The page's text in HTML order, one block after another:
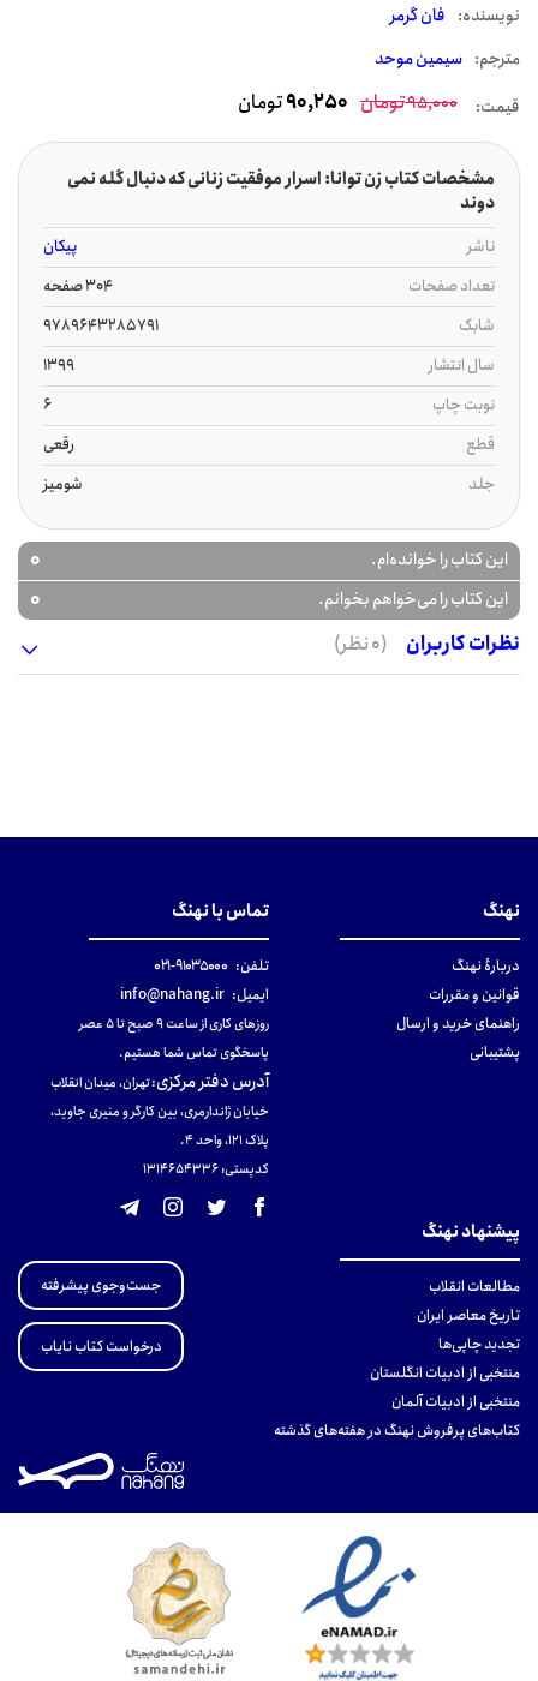
نويسنده: فان گرمر
مترجم: سیمین موحد
قیمت: 95,000تومان 90,250تومان
مشخصات کتاب زن توانا: اسرار موفقیت زنانی که دنبال گله نمی
دوند
ناشر
پیکان
تعداد صفحات
304 صفحه
شابک
9789643285791
سال انتشار
1399
نوبت چاپ
6
قطع
رقعی
جلد
شومیز
این کتاب را خوانده‌ام. 0
این کتاب را می‌خواهم بخوانم.
0
نظرات کاربران
(0 نظر)
نهنگ
دربارهٔ نهنگ
قوانین و مقررات
راهنمای خرید و ارسال
پشتیبانی
تماس با نهنگ
تلفن: ۹۱۰۳۵۰۰۰-۰۲۱
ایمیل: info@nahang.ir
روزهای کاری از ساعت ۹ صبح تا ۵ عصر
پاسخگوی تماس شما هستیم.
آدرس دفتر مرکزی:تهران، میدان انقلاب
خیابان ژاندارمری، بین کارگر و منیری جاوید،
پلاک 121، واحد ۴.
کدپستی: 131465433۶
پیشنهاد نهنگ
مطالعات انقلاب
تاریخ معاصر ایران
تجدید چاپی‌ها
منتخبی از ادبیات انگلستان
منتخبی از ادبیات آلمان
کتاب‌های پرفروش نهنگ در هفته‌های گذشته
جست‌وجوی پیشرفته
درخواست کتاب نایاب